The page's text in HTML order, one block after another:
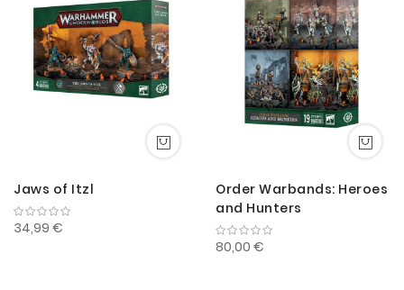
Jaws of Itzl
34,99 €
Order Warbands: Heroes
and Hunters
80,00 €